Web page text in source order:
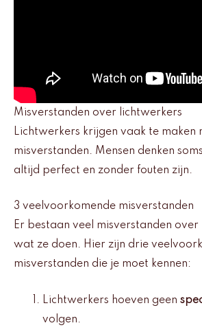
Misverstanden over lichtwerkers
Lichtwerkers krijgen vaak te maken
misverstanden. Mensen denken
altijd perfect en zonder fouten zijn.
3 veelvoorkomende misverstanden
Er bestaan veel misverstanden
wat ze doen. Hier zijn drie
misverstanden die je moet kennen:
Lichtwerkers hoeven geen
volgen.